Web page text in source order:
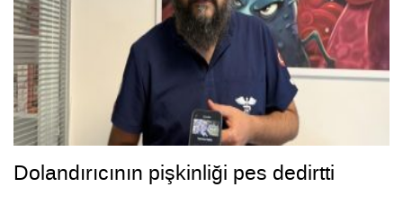
Dolandırıcının pişkinliği pes dedirtti